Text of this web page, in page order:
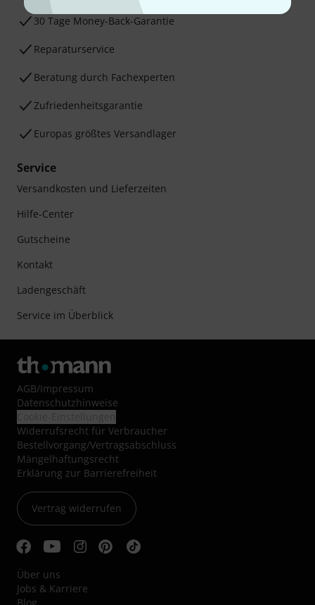
30 Tage Money-Back-Garantie
Reparaturservice
Beratung durch Fachexperten
Zufriedenheitsgarantie
Europas größtes Versandlager
Service
Versandkosten und Lieferzeiten
Hilfe-Center
Gutscheine
Kontakt
Ladengeschäft
Service im Überblick
AGB/Impressum
Datenschutzhinweise
Widerrufsrecht für Verbraucher
Bestellvorgang/Vertragsabschluss
Mängelhaftungsrecht
Erklärung zur Barrierefreiheit
Vertrag widerrufen
Über uns
Jobs & Karriere